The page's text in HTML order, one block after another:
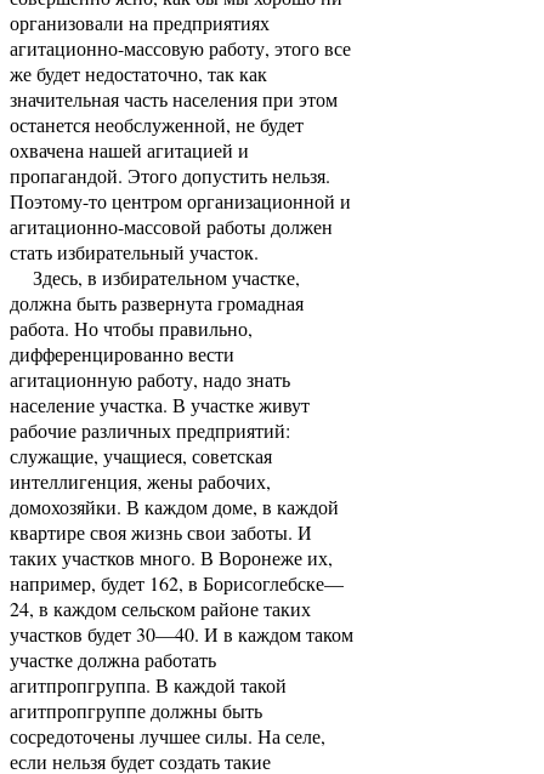
организовали на предприятиях
агитационно-массовую работу, этого все
же будет недостаточно, так как
значительная часть населения при этом
останется необслуженной, не будет
охвачена нашей агитацией и
пропагандой. Этого допустить нельзя.
Поэтому-то центром организационной и
агитационно-массовой работы должен
стать избирательный участок.
Здесь, в избирательном участке,
должна быть развернута громадная
работа. Но чтобы правильно,
дифференцированно вести
агитационную работу, надо знать
население участка. В участке живут
рабочие различных предприятий:
служащие, учащиеся, советская
интеллигенция, жены рабочих,
домохозяйки. В каждом доме, в каждой
квартире своя жизнь свои заботы. И
таких участков много. В Воронеже их,
например, будет 162, в Борисоглебске—
24, в каждом сельском районе таких
участков будет 30—40. И в каждом таком
участке должна работать
агитпропгруппа. В каждой такой
агитпропгруппе должны быть
сосредоточены лучшее силы. На селе,
если нельзя будет создать такие